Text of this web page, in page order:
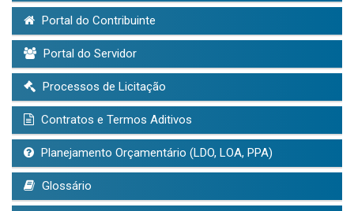
Portal do Contribuinte
Portal do Servidor
Processos de Licitação
Contratos e Termos Aditivos
Planejamento Orçamentário (LDO, LOA, PPA)
Glossário